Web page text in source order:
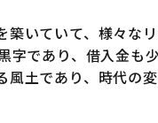
築いていて、様々な
字であり、借入金も
風土であり、時代の